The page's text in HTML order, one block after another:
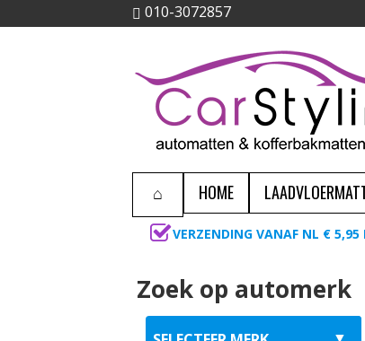
010-3072857
HOME
VERZENDING VANAF NL €
Zoek op automerk